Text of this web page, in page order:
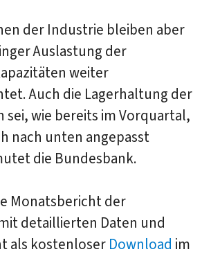
der Industrie bleiben aber
Auslastung der
weiter
Auch die Lagerhaltung der
sei, wie bereits im Vorquartal,
nach unten angepasst
die Bundesbank.
Monatsbericht der
detaillierten Daten und
als kostenloser Download im